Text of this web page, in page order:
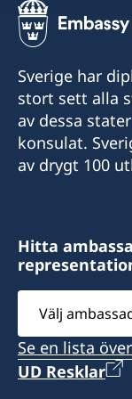
Stängt för
Sverige har
stort sett alla
av dessa
konsulat.
av drygt 100
Hitta
Välj
ambassad
Se en lista
UD Resklar